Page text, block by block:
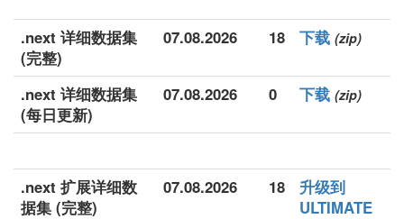
.next 详细数据集
(完整)
07.08.2026 18 下载 (zip)
.next 详细数据集
(每日更新)
07.08.2026 0 下载 (zip)
.next 扩展详细数
据集 (完整)
07.08.2026 18
升级到
ULTIMATE